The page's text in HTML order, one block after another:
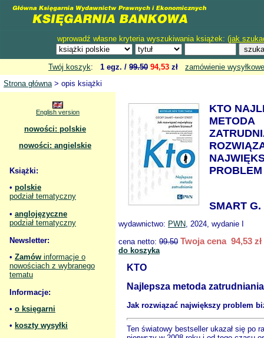
wprowadź własne kryteria wyszukiwania książek: (jak
Twój koszyk: 1 egz. / 99.50 94,53 zł
zamówienie
Strona główna> opis książki
English version
nowości: polskie
nowości: angielskie
Książki:
• polskie
podział tematyczny
• anglojęzyczne
podział tematyczny
Newsletter:
• Zamów informacje o
nowościach z wybranego
tematu
Informacje:
• o księgarni
• koszty wysyłki
KTO
METODA
SMART G.
wydawnictwo: PWN, 2024, wydanie I
cena netto: 99.50 Twoja cena 94,53 zł
do koszyka
KTO
Najlepsza metoda zatrudniania
Jak rozwiązać największy problem
Ten światowy bestseller ukazał się po